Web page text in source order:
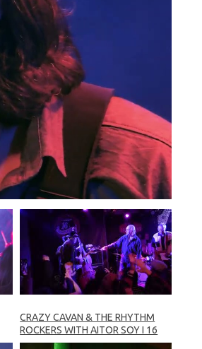
CRAZY CAVAN & THE RHYTHM
ROCKERS WITH AITOR SOY I 16
TONELADAS (Valencia)